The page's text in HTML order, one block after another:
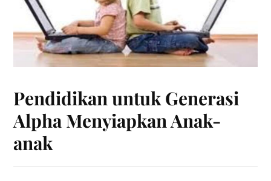
Pendidikan untuk Generasi
Alpha Menyiapkan Anak-
anak